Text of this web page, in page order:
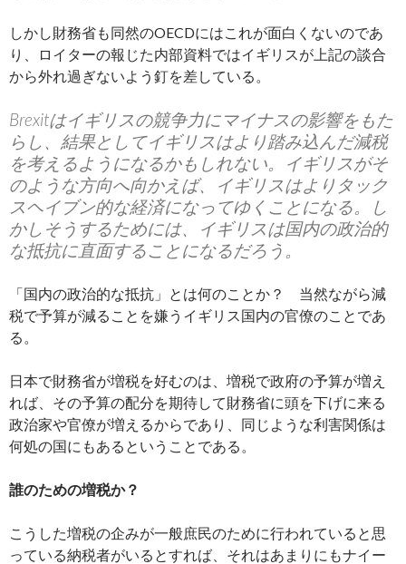
しかし財務省も同然のOECDにはこれが面白くないのであ
り、ロイターの報じた内部資料ではイギリスが上記の談合
から外れ過ぎないよう釘を差している。
Brexitはイギリスの競争力にマイナスの影響をもた
らし、結果としてイギリスはより踏み込んだ減税
を考えるようになるかもしれない。イギリスがそ
のような方向へ向かえば、イギリスはよりタック
スヘイブン的な経済になってゆくことになる。し
かしそうするためには、イギリスは国内の政治的
な抵抗に直面することになるだろう。
「国内の政治的な抵抗」とは何のことか？ 当然ながら減
税で予算が減ることを嫌うイギリス国内の官僚のことであ
る。
日本で財務省が増税を好むのは、増税で政府の予算が増え
れば、その予算の配分を期待して財務省に頭を下げに来る
政治家や官僚が増えるからであり、同じような利害関係は
何処の国にもあるということである。
誰のための増税か？
こうした増税の企みが一般庶民のために行われていると思
っている納税者がいるとすれば、それはあまりにもナイー